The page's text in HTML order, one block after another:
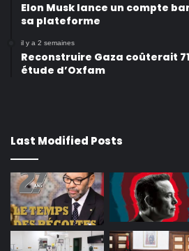
Elon Musk lance un compte
sa plateforme
il y a 2 semaines
Reconstruire Gaza coûterait
étude d’Oxfam
Last Modified Posts